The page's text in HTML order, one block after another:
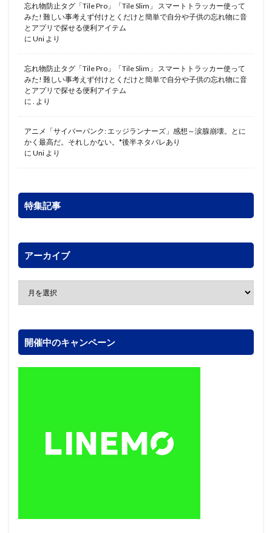
忘れ物防止タグ「Tile Pro」「Tile Slim」 スマートトラッカー使って
みた! 難しい事考えず付けとくだけと簡単で自分や子供の忘れ物に音
とアプリで探せる便利アイテム
に Uni より
忘れ物防止タグ「Tile Pro」「Tile Slim」 スマートトラッカー使って
みた! 難しい事考えず付けとくだけと簡単で自分や子供の忘れ物に音
とアプリで探せる便利アイテム
に
より
アニメ「サイバーパンク: エッジランナーズ」感想～涙腺崩壊。とに
かく最高だ。それしかない。*後半ネタバレあり
に Uni より
特集記事
アーカイブ
開催中のキャンペーン